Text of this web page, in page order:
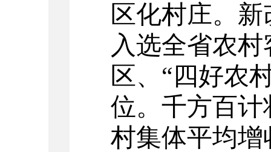
区化村庄。
入选全省农
区、“四好农
位。千方百
村集体平均增